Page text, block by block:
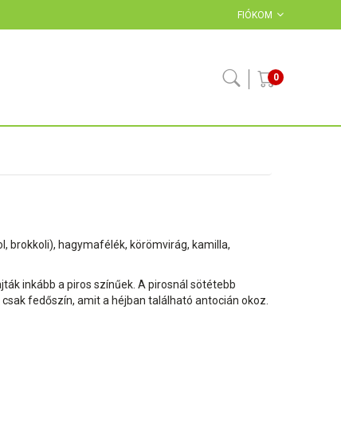
FIÓKOM
0
brokkoli), hagymafélék, körömvirág, kamilla,
inkább a piros színűek. A pirosnál sötétebb
fedőszín, amit a héjban található antocián okoz.